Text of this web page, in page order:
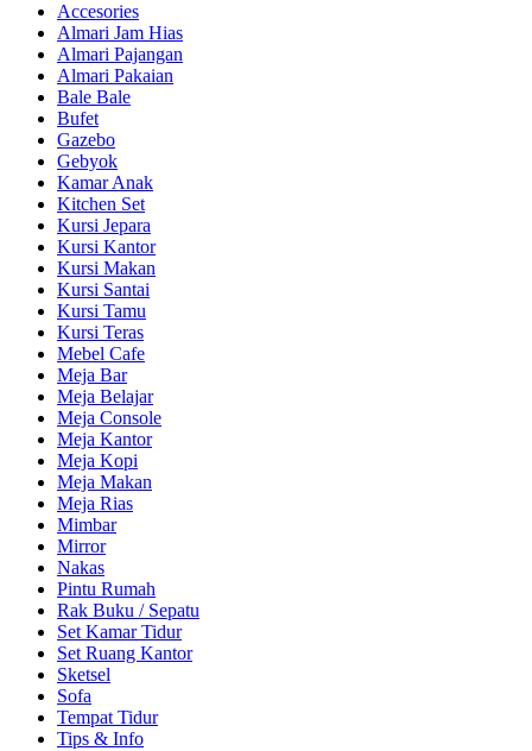
Accesories
Almari Jam Hias
Almari Pajangan
Almari Pakaian
Bale Bale
Bufet
Gazebo
Gebyok
Kamar Anak
Kitchen Set
Kursi Jepara
Kursi Kantor
Kursi Makan
Kursi Santai
Kursi Tamu
Kursi Teras
Mebel Cafe
Meja Bar
Meja Belajar
Meja Console
Meja Kantor
Meja Kopi
Meja Makan
Meja Rias
Mimbar
Mirror
Nakas
Pintu Rumah
Rak Buku / Sepatu
Set Kamar Tidur
Set Ruang Kantor
Sketsel
Sofa
Tempat Tidur
Tips & Info